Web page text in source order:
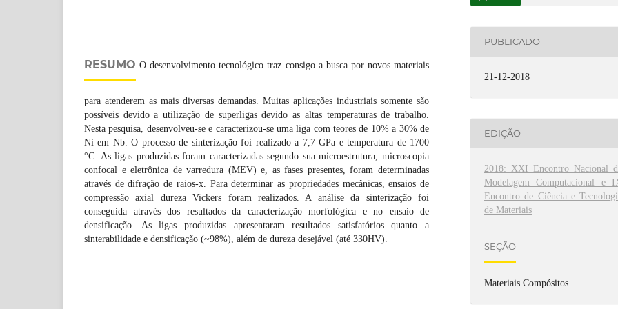
RESUMO O desenvolvimento tecnológico traz consigo a busca por novos materiais
para atenderem as mais diversas demandas. Muitas aplicações industriais somente são
possíveis devido a utilização de superligas devido as altas temperaturas de trabalho.
Nesta pesquisa, desenvolveu-se e caracterizou-se uma liga com teores de 10% a 30% de
Ni em Nb. O processo de sinterização foi realizado a 7,7 GPa e temperatura de 1700
°C. As ligas produzidas foram caracterizadas segundo sua microestrutura, microscopia
confocal e eletrônica de varredura (MEV) e, as fases presentes, foram determinadas
através de difração de raios-x. Para determinar as propriedades mecânicas, ensaios de
compressão axial dureza Vickers foram realizados. A análise da sinterização foi
conseguida através dos resultados da caracterização morfológica e no ensaio de
densificação. As ligas produzidas apresentaram resultados satisfatórios quanto a
sinterabilidade e densificação (~98%), além de dureza desejável (até 330HV).
PUBLICADO
21-12-2018
EDIÇÃO
2018: XXI Encontro Nacional
Modelagem Computacional e
Encontro de Ciência e
de Materiais
SEÇÃO
Materiais Compósitos